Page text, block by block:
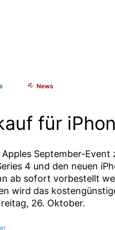
News
für
Apples September-
4 und den neuen
ab sofort vorbestellt
wird das
26. Oktober.